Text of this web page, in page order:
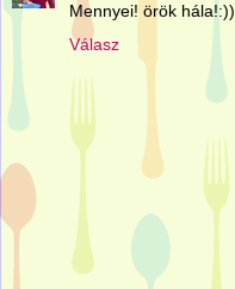
Mennyei! örök hála!:))
Válasz